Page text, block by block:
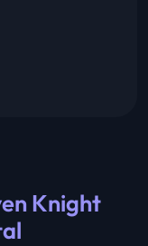
Knight